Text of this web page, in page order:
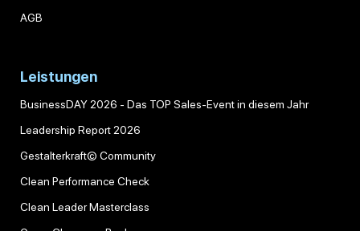
AGB
Leistungen
BusinessDAY 2026 - Das TOP Sales-Event in diesem Jahr
Leadership Report 2026
Gestalterkraft© Community
Clean Performance Check
Clean Leader Masterclass